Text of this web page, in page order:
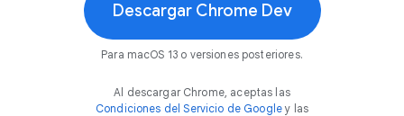
Descargar Chrome Dev
Para macOS 13 o versiones posteriores.
Al descargar Chrome, aceptas las
Condiciones del Servicio de Google y las